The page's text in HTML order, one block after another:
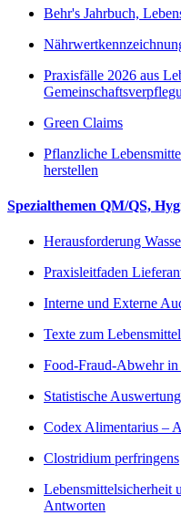
Behr's Jahrbuch,
Praxisfälle 2026 aus
Green Claims
Pflanzliche
herstellen
Spezialthemen QM/QS,
Herausforderung
Praxisleitfaden
Interne und Externe
Texte zum
Food-Fraud-Abwehr in
Statistische
Codex Alimentarius –
Clostridium perfringens
Lebensmittelsicherheit
Antworten